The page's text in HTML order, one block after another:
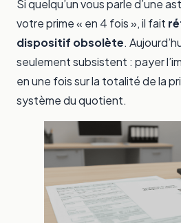
Si quelqu’un vous parle d’une
votre prime « en 4 fois », il fait
dispositif obsolète.
seulement subsistent : payer
en une fois sur la totalité de la
système du quotient.